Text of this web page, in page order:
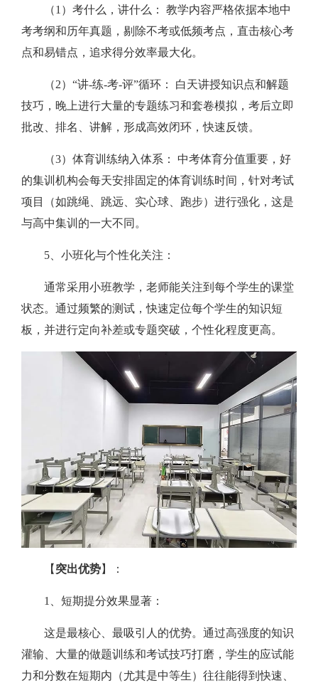
（1）考什么，讲什么： 教学内容严格依据本地中
考考纲和历年真题，剔除不考或低频考点，直击核心考
点和易错点，追求得分效率最大化。
（2）“讲-练-考-评”循环： 白天讲授知识点和解题
技巧，晚上进行大量的专题练习和套卷模拟，考后立即
批改、排名、讲解，形成高效闭环，快速反馈。
（3）体育训练纳入体系： 中考体育分值重要，好
的集训机构会每天安排固定的体育训练时间，针对考试
项目（如跳绳、跳远、实心球、跑步）进行强化，这是
与高中集训的一大不同。
5、小班化与个性化关注：
通常采用小班教学，老师能关注到每个学生的课堂
状态。通过频繁的测试，快速定位每个学生的知识短
板，并进行定向补差或专题突破，个性化程度更高。
【 突出优势】：
1、短期提分效果显著：
这是最核心、最吸引人的优势。通过高强度的知识
灌输、大量的做题训练和考试技巧打磨，学生的应试能
力和分数在短期内（尤其是中等生）往往能得到快速、